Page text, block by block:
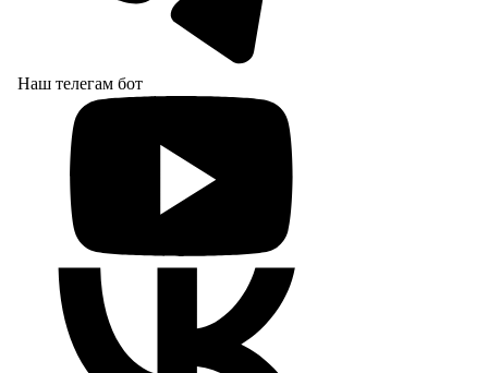
Наш телегам бот